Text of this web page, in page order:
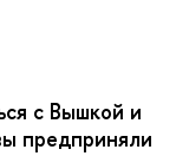
с Вышкой и
предприняли